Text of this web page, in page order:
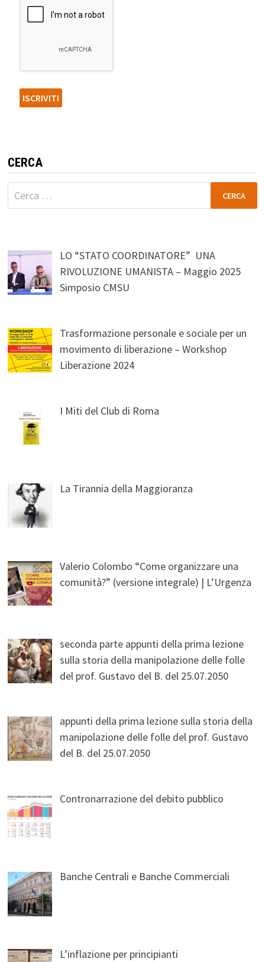
CERCA
Ricerca
per:
LO “STATO COORDINATORE” UNA
RIVOLUZIONE UMANISTA – Maggio 2025
Simposio CMSU
Trasformazione personale e sociale per un
movimento di liberazione – Workshop
Liberazione 2024
I Miti del Club di Roma
La Tirannia della Maggioranza
Valerio Colombo “Come organizzare una
comunità?” (versione integrale) | L’Urgenza
seconda parte appunti della prima lezione
sulla storia della manipolazione delle folle
del prof. Gustavo del B. del 25.07.2050
appunti della prima lezione sulla storia della
manipolazione delle folle del prof. Gustavo
del B. del 25.07.2050
Contronarrazione del debito pubblico
Banche Centrali e Banche Commerciali
L’inflazione per principianti